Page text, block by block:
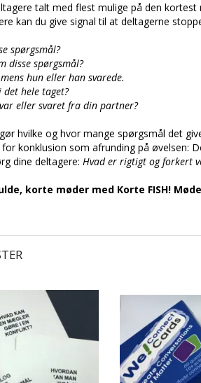
talt med flest mulige på den kortest
kan du give signal til at deltagerne
spørgsmål?
disse spørgsmål?
hun eller han svarede.
hele taget?
eller svaret fra din partner?
hvilke og hvor mange spørgsmål det
konklusion som afrunding på øvelsen:
dine deltagere: Hvad er rigtigt og forkert
korte møder med Korte FISH!